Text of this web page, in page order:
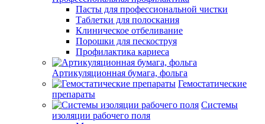
Пасты для профессиональной чистки
Таблетки для полоскания
Клиническое отбеливание
Порошки для пескоструя
Профилактика кариеса
Артикуляционная бумага, фольга
Гемостатические
препараты
Системы
изоляции рабочего поля